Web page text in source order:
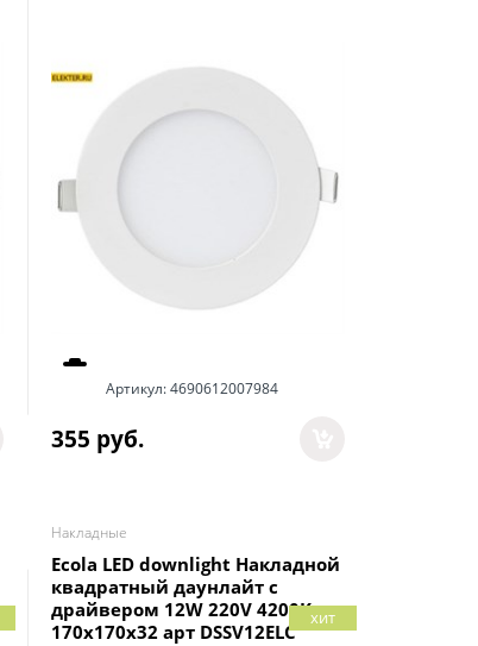
Артикул:4690612007984
355 руб.
Накладные
Ecola LED downlight Накладной
квадратный даунлайт с
драйвером 12W 220V 4200K
170x170x32 арт DSSV12ELC
хит